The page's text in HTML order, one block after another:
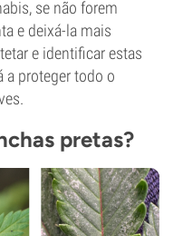
se não forem
e deixá-la mais
e identificar estas
a proteger todo o
pretas?